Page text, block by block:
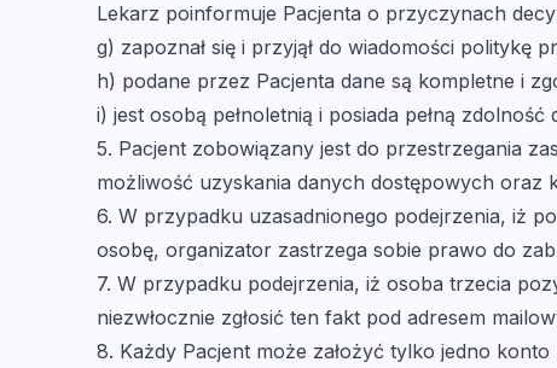
Lekarz poinformuje Pacjenta o przyczynach
g) zapoznał się i przyjął do wiadomości politykę
h) podane przez Pacjenta dane są kompletne i
i) jest osobą pełnoletnią i posiada pełną
5. Pacjent zobowiązany jest do przestrzegania
możliwość uzyskania danych dostępowych
6. W przypadku uzasadnionego podejrzenia, iż
osobę, organizator zastrzega sobie prawo do
7. W przypadku podejrzenia, iż osoba trzecia
niezwłocznie zgłosić ten fakt pod adresem
8. Każdy Pacjent może założyć tylko jedno